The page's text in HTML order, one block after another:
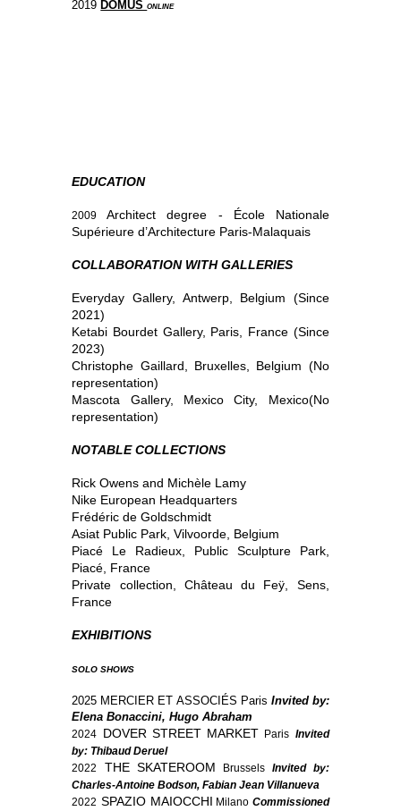
2019 DOMUSONLINE
EDUCATION
2009 Architect degree - École Nationale
Supérieure d’Architecture Paris-Malaquais
COLLABORATION WITH GALLERIES
Everyday Gallery, Antwerp, Belgium (Since
2021)
Ketabi Bourdet Gallery, Paris, France (Since
2023)
Christophe Gaillard, Bruxelles, Belgium (No
representation)
Mascota Gallery, Mexico City, Mexico(No
representation)
NOTABLE COLLECTIONS
Rick Owens and Michèle Lamy
Nike European Headquarters
Frédéric de Goldschmidt
Asiat Public Park, Vilvoorde, Belgium
Piacé Le Radieux, Public Sculpture Park,
Piacé, France
Private collection, Château du Feÿ, Sens,
France
EXHIBITIONS
SOLO SHOWS
2025 MERCIER ET ASSOCIÉS Paris Invited by:
Elena Bonaccini, Hugo Abraham
2024 DOVER STREET MARKET Paris Invited
by: Thibaud Deruel
2022
THE SKATEROOM Brussels Invited by:
Charles-Antoine Bodson, Fabian Jean Villanueva
2022 SPAZIO MAIOCCHI Milano Commissioned